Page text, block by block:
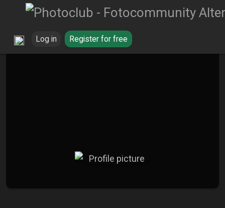
Log in Register for free